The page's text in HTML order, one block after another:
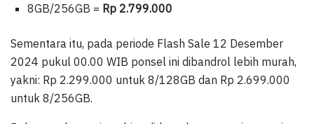
8GB/256GB = Rp 2.799.000
Sementara itu, pada periode Flash Sale 12 Desember
2024 pukul 00.00 WIB ponsel ini dibandrol lebih murah,
yakni: Rp 2.299.000 untuk 8/128GB dan Rp 2.699.000
untuk 8/256GB.